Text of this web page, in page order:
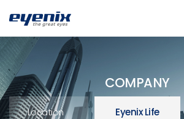
COMPANY
Location Eyenix Life